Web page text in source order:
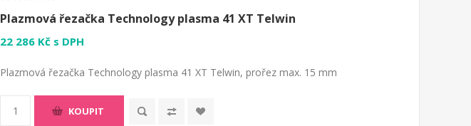
Plazmová řezačka Technology plasma 41 XT Telwin
22 286 Kč s DPH
Plazmová řezačka Technology plasma 41 XT Telwin, prořez max. 15 mm
KOUPIT